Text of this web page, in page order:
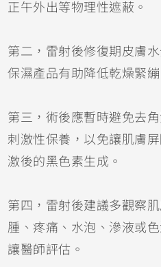
正午外出等物理性遮蔽。
第二，雷射後修復期皮膚
保濕產品有助降低乾燥緊繃
第三，術後應暫時避免去
刺激性保養，以免讓肌膚
激後的黑色素生成。
第四，雷射後建議多觀察
腫、疼痛、水泡、滲液或
讓醫師評估。